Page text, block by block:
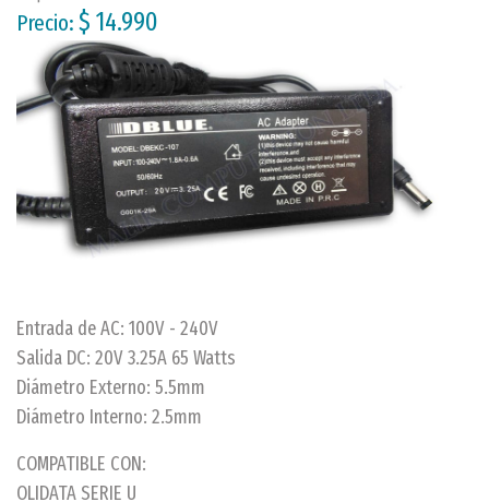
Precio: $ 14.990
Entrada de AC: 100V - 240V
Salida DC: 20V 3.25A 65 Watts
Diámetro Externo: 5.5mm
Diámetro Interno: 2.5mm
COMPATIBLE CON:
OLIDATA SERIE U